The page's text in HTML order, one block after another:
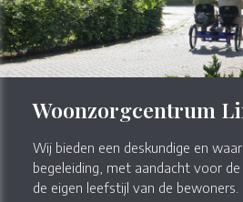
Woonzorgcentrum
Wij bieden een deskundige en
begeleiding, met aandacht voor
de eigen leefstijl van de